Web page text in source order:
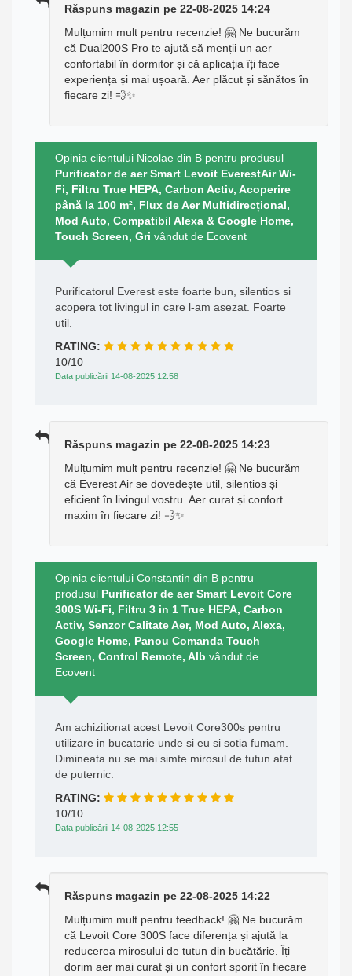
Răspuns magazin pe 22-08-2025 14:24
Mulțumim mult pentru recenzie! 🤗 Ne bucurăm
că Dual200S Pro te ajută să menții un aer
confortabil în dormitor și că aplicația îți face
experiența și mai ușoară. Aer plăcut și sănătos în
fiecare zi! 💨✨
Opinia clientului Nicolae din B pentru produsul
Purificator de aer Smart Levoit EverestAir Wi-
Fi, Filtru True HEPA, Carbon Activ, Acoperire
până la 100 m², Flux de Aer Multidirecțional,
Mod Auto, Compatibil Alexa & Google Home,
Touch Screen, Gri vândut de Ecovent
Purificatorul Everest este foarte bun, silentios si
acopera tot livingul in care l-am asezat. Foarte
util.
RATING:
10/10
Data publicării 14-08-2025 12:58
Răspuns magazin pe 22-08-2025 14:23
Mulțumim mult pentru recenzie! 🤗 Ne bucurăm
că Everest Air se dovedește util, silentios și
eficient în livingul vostru. Aer curat și confort
maxim în fiecare zi! 💨✨
Opinia clientului Constantin din B pentru
produsul Purificator de aer Smart Levoit Core
300S Wi-Fi, Filtru 3 in 1 True HEPA, Carbon
Activ, Senzor Calitate Aer, Mod Auto, Alexa,
Google Home, Panou Comanda Touch
Screen, Control Remote, Alb vândut de
Ecovent
Am achizitionat acest Levoit Core300s pentru
utilizare in bucatarie unde si eu si sotia fumam.
Dimineata nu se mai simte mirosul de tutun atat
de puternic.
RATING:
10/10
Data publicării 14-08-2025 12:55
Răspuns magazin pe 22-08-2025 14:22
Mulțumim mult pentru feedback! 🤗 Ne bucurăm
că Levoit Core 300S face diferența și ajută la
reducerea mirosului de tutun din bucătărie. Îți
dorim aer mai curat și un confort sporit în fiecare